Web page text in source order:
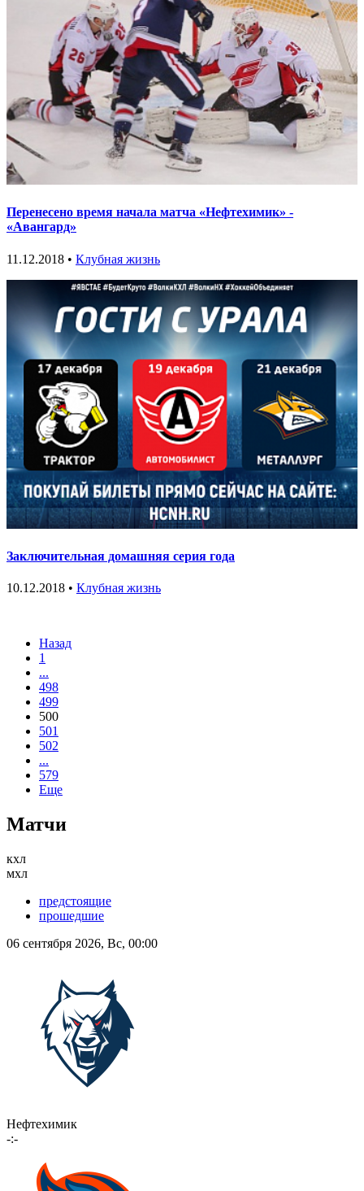
Перенесено время начала матча «Нефтехимик» -
«Авангард»
11.12.2018 • Клубная жизнь
Заключительная домашняя серия года
10.12.2018 • Клубная жизнь
Назад
1
...
498
499
500
501
502
...
579
Еще
Матчи
кхл
мхл
предстоящие
прошедшие
06 сентября 2026, Вс, 00:00
Нефтехимик
-:-